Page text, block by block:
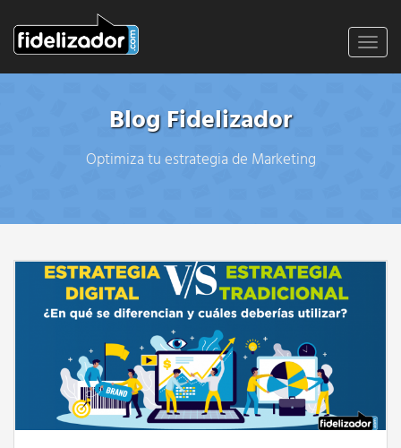
Blog Fidelizador
Optimiza tu estrategia de Marketing